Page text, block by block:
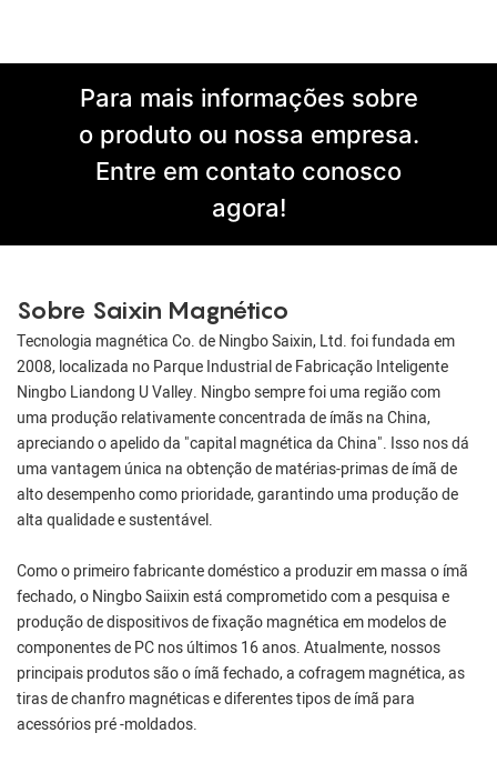
Para mais informações sobre
o produto ou nossa empresa.
Entre em contato conosco
agora!
Sobre Saixin Magnético
Tecnologia magnética Co. de Ningbo Saixin, Ltd. foi fundada em
2008, localizada no Parque Industrial de Fabricação Inteligente
Ningbo Liandong U Valley. Ningbo sempre foi uma região com
uma produção relativamente concentrada de ímãs na China,
apreciando o apelido da "capital magnética da China". Isso nos dá
uma vantagem única na obtenção de matérias-primas de ímã de
alto desempenho como prioridade, garantindo uma produção de
alta qualidade e sustentável.
Como o primeiro fabricante doméstico a produzir em massa o ímã
fechado, o Ningbo Saiixin está comprometido com a pesquisa e
produção de dispositivos de fixação magnética em modelos de
componentes de PC nos últimos 16 anos. Atualmente, nossos
principais produtos são o ímã fechado, a cofragem magnética, as
tiras de chanfro magnéticas e diferentes tipos de ímã para
acessórios pré -moldados.